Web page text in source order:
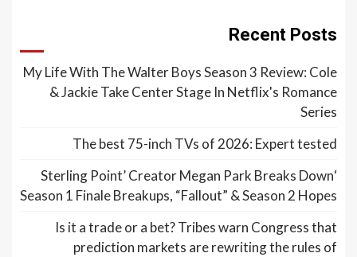
Recent Posts
My Life With The Walter Boys Season 3 Review: Cole
& Jackie Take Center Stage In Netflix's Romance
Series
The best 75-inch TVs of 2026: Expert tested
‘Sterling Point’ Creator Megan Park Breaks Down
Season 1 Finale Breakups, “Fallout” & Season 2 Hopes
Is it a trade or a bet? Tribes warn Congress that
prediction markets are rewriting the rules of